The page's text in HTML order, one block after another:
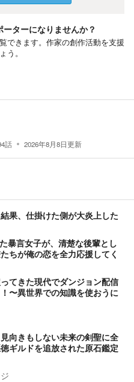
ターになりませんか？
できます。作家の創作活動を支援
う。
話 2026年8月8日更新
果、仕掛けた側が大炎上した
暴言女子が、清楚な後輩とし
ちが俺の恋を全力応援してく
てきた現代でダンジョン配信
〜異世界での知識を使おうに
向きもしない未来の剣聖に全
ギルドを追放された原石鑑定